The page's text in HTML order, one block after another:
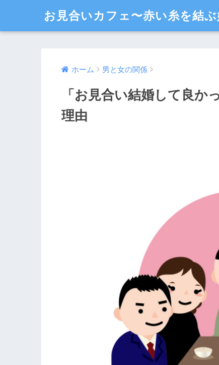
お見合いカフェ〜赤い糸を結
ホーム 男と女の関係
「お見合い結婚して良か
理由